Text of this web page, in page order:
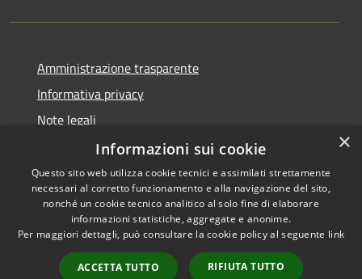
Amministrazione trasparente
Informativa privacy
Note legali
Dichiarazione di accessibilità
RSS
Accessibilità
Copyright © 2026 • Comune di
Dossena • Powered by
Municipium•
Accesso
×
Informazioni sui cookie
Questo sito web utilizza cookie tecnici e assimilati strettamente
necessari al corretto funzionamento e alla navigazione del sito,
nonché un cookie tecnico analitico al solo fine di elaborare
informazioni statistiche, aggregate e anonime.
Per maggiori dettagli, può consultare la cookie policy al seguente link
ACCETTA TUTTO RIFIUTA TUTTO